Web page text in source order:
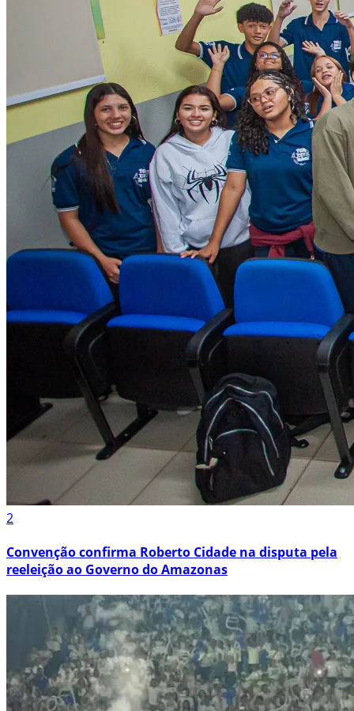
2
Convenção confirma Roberto Cidade na disputa pela
reeleição ao Governo do Amazonas